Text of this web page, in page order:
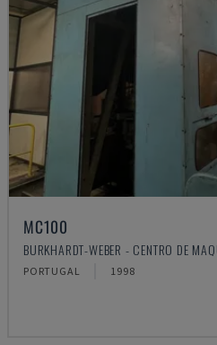
MC100
BURKHARDT-WEBER - CENTRO DE
PORTUGAL 1998